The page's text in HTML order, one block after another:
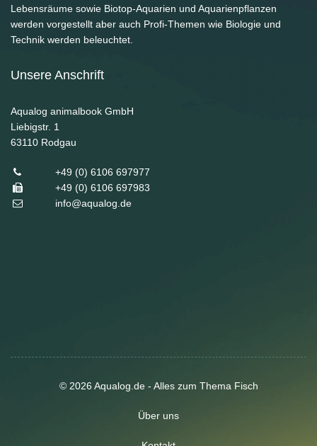
Lebensräume sowie Biotop-Aquarien und Aquarienpflanzen
werden vorgestellt aber auch Profi-Themen wie Biologie und
Technik werden beleuchtet.
Unsere Anschrift
Aqualog animalbook GmbH
Liebigstr. 1
63110 Rodgau
+49 (0) 6106 697977
+49 (0) 6106 697983
info@aqualog.de
© 2026 Aqualog.de - Alles zum Thema Fisch
Über uns